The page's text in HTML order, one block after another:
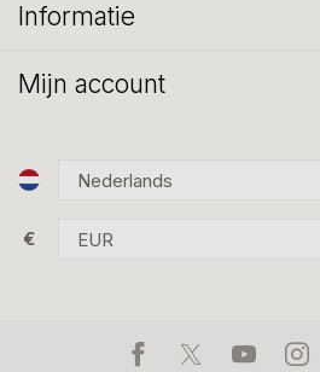
Informatie
Mijn account
€